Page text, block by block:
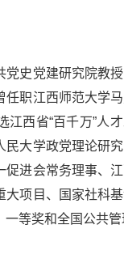
史党建研究院教
职江西师范大学
西省“百千万”人
大学政党理论研
进会常务理事、
项目、国家社科
等奖和全国公共